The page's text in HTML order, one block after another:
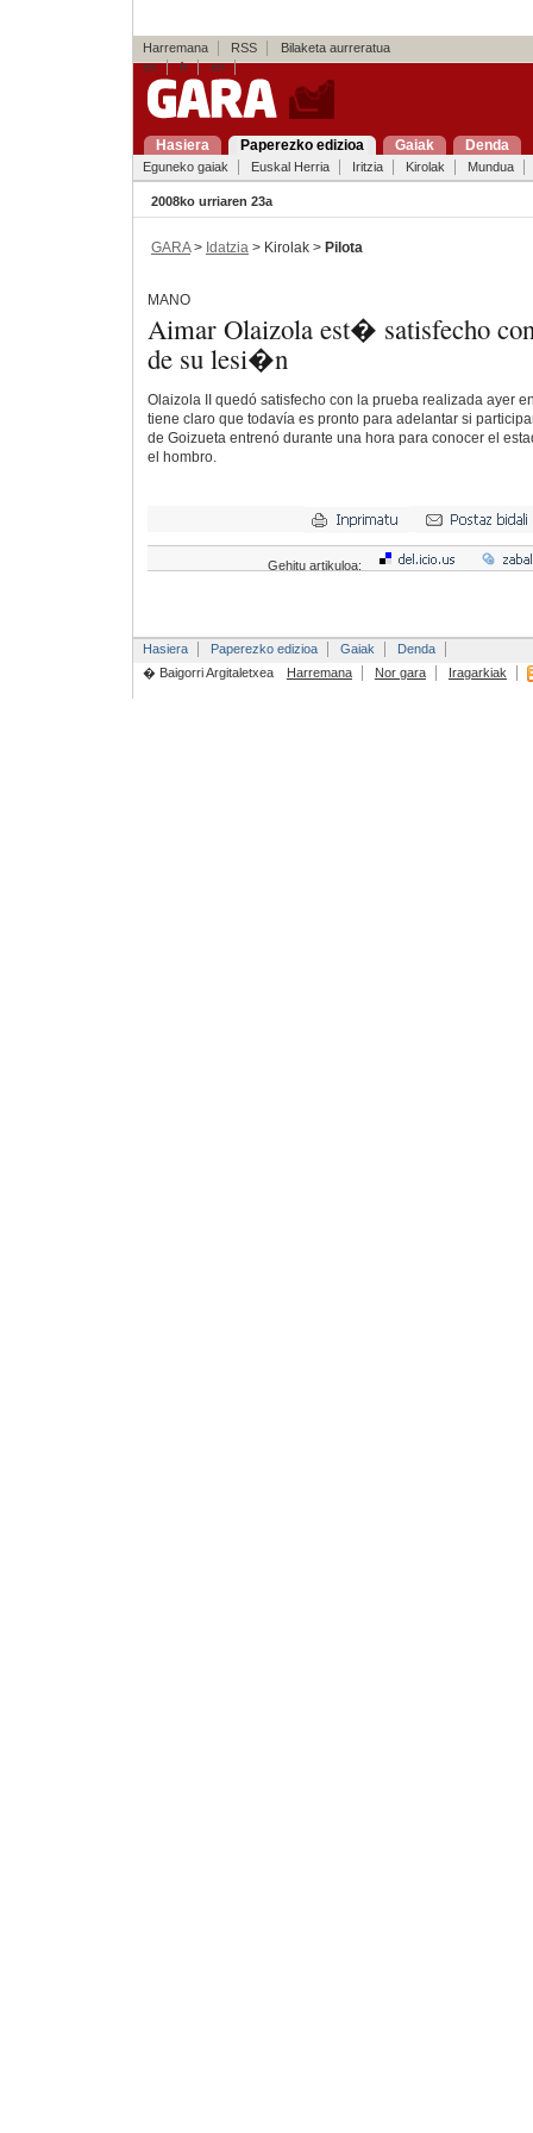
Harremana RSS
Bilaketa aurreratua
es
fr en
Hasiera Paperezko edizioa Gaiak Denda
Eguneko gaiak Euskal Herria Iritzia Kirolak Mundua
2008ko urriaren 23a
GARA> Idatzia> Kirolak > Pilota
MANO
Aimar Olaizola est� satisfecho
de su lesi�n
Olaizola II quedó satisfecho con la prueba realizada ayer
tiene claro que todavía es pronto para adelantar si
de Goizueta entrenó durante una hora para conocer el
el hombro.
Gehitu artikuloa:
Hasiera Paperezko edizioa Gaiak
Denda
� Baigorri Argitaletxea
Harremana Nor gara Iragarkiak